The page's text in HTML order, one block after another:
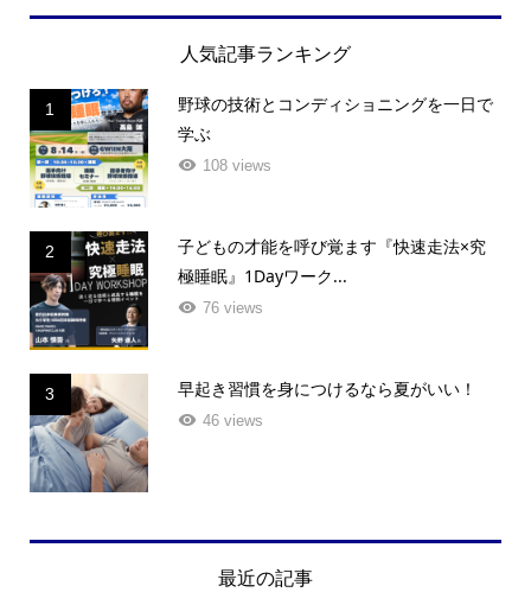
人気記事ランキング
1
野球の技術とコンディショニングを一日で
学ぶ
108 views
2
子どもの才能を呼び覚ます『快速走法×究
極睡眠』1Dayワーク...
76 views
3 早起き習慣を身につけるなら夏がいい！
46 views
最近の記事